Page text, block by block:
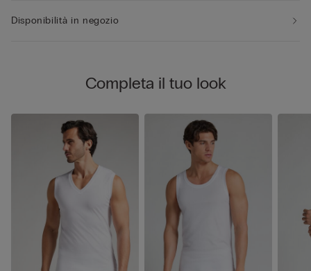
Disponibilità in negozio
Completa il tuo look